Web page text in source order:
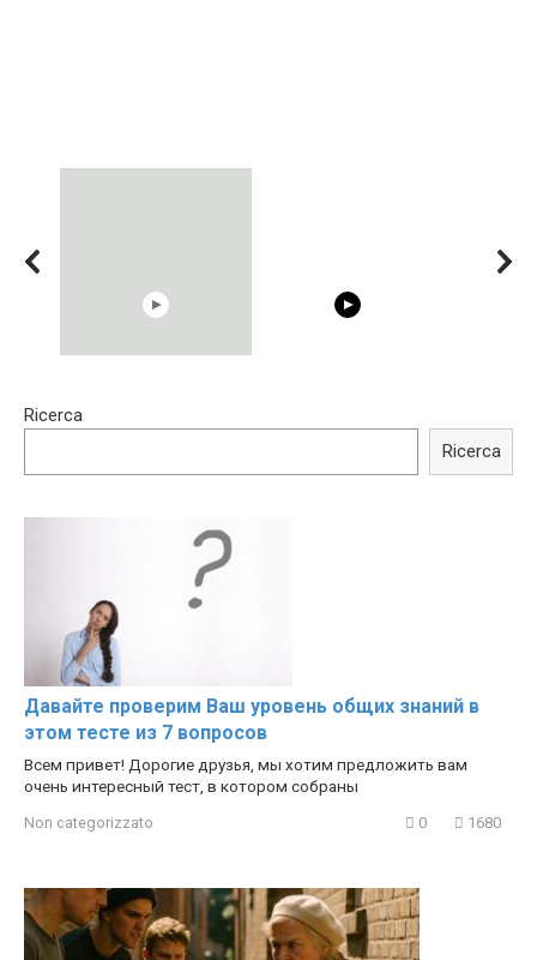
Shocking illusion - Pretty
Trying BOLLYWOOD
Ricerca
Ricerca
Давайте проверим Ваш уровень общих знаний в
этом тесте из 7 вопросов
Всем привет! Дорогие друзья, мы хотим предложить вам
очень интересный тест, в котором собраны
Non categorizzato 0 1680